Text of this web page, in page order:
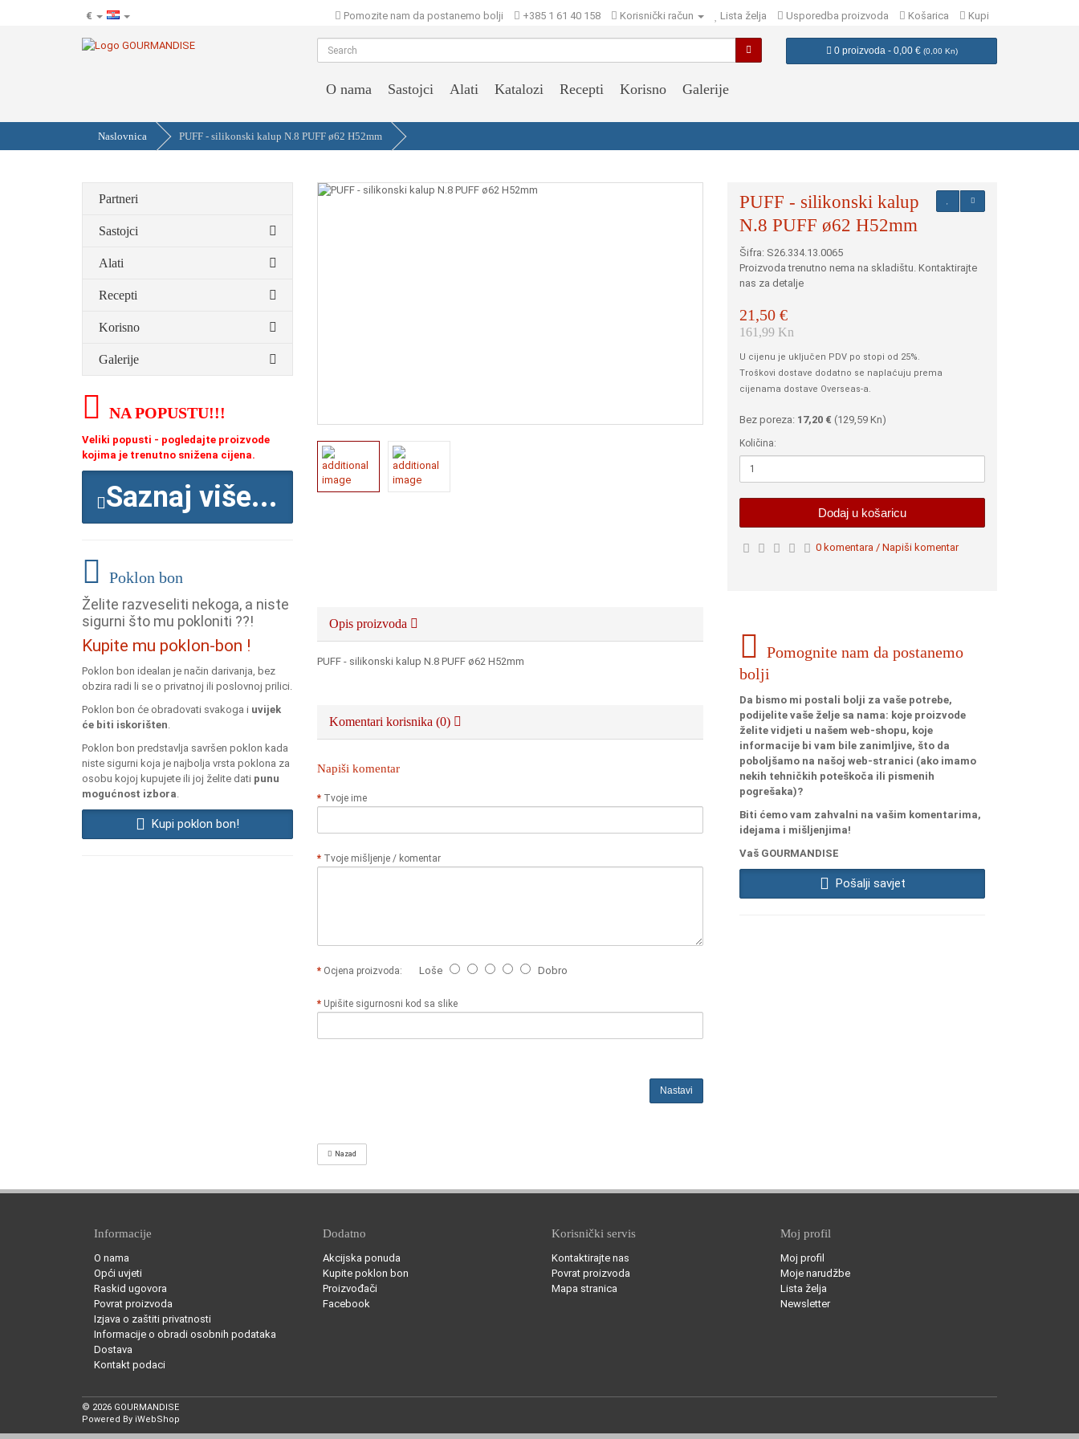
€ hr Pomozite nam da postanemo bolji +385 1 61 40 158 Korisnički račun Lista želja Usporedba proizvoda Košarica Kupi
0 proizvoda - 0,00 € (0,00 Kn)
O nama Sastojci Alati Katalozi Recepti Korisno Galerije
Naslovnica PUFF - silikonski kalup N.8 PUFF ø62 H52mm
Partneri
Sastojci
Alati
Recepti
Korisno
Galerije
NA POPUSTU!!!
Veliki popusti - pogledajte proizvode
kojima je trenutno snižena cijena.
Saznaj više...
Poklon bon
Želite razveseliti nekoga, a niste
sigurni što mu pokloniti ??!
Kupite mu poklon-bon !
Poklon bon idealan je način darivanja, bez
obzira radi li se o privatnoj ili poslovnoj prilici.
Poklon bon će obradovati svakoga i uvijek
će biti iskorišten.
Poklon bon predstavlja savršen poklon kada
niste sigurni koja je najbolja vrsta poklona za
osobu kojoj kupujete ili joj želite dati punu
mogućnost izbora.
Kupi poklon bon!
PUFF - silikonski kalup
N.8 PUFF ø62 H52mm
Šifra: S26.334.13.0065
Proizvoda trenutno nema na skladištu. Kontaktirajte
nas za detalje
21,50 €
161,99 Kn
U cijenu je uključen PDV po stopi od 25%.
Troškovi dostave dodatno se naplaćuju prema
cijenama dostave Overseas-a.
Bez poreza: 17,20 € (129,59 Kn)
Količina:
Dodaj u košaricu
0 komentara / Napiši komentar
Opis proizvoda
PUFF - silikonski kalup N.8 PUFF ø62 H52mm
Komentari korisnika (0)
Napiši komentar
Tvoje ime
Tvoje mišljenje / komentar
Ocjena proizvoda: Loše Dobro
Upišite sigurnosni kod sa slike
Nastavi
Pomognite nam da postanemo
bolji
Da bismo mi postali bolji za vaše potrebe,
podijelite vaše želje sa nama: koje proizvode
želite vidjeti u našem web-shopu, koje
informacije bi vam bile zanimljive, što da
poboljšamo na našoj web-stranici (ako imamo
nekih tehničkih poteškoča ili pismenih
pogrešaka)?
Biti ćemo vam zahvalni na vašim komentarima,
idejama i mišljenjima!
Vaš GOURMANDISE
Pošalji savjet
Nazad
Informacije
O nama
Opći uvjeti
Raskid ugovora
Povrat proizvoda
Izjava o zaštiti privatnosti
Informacije o obradi osobnih podataka
Dostava
Kontakt podaci
Dodatno
Akcijska ponuda
Kupite poklon bon
Proizvođači
Facebook
Korisnički servis
Kontaktirajte nas
Povrat proizvoda
Mapa stranica
Moj profil
Moj profil
Moje narudžbe
Lista želja
Newsletter
© 2026 GOURMANDISE
Powered By iWebShop